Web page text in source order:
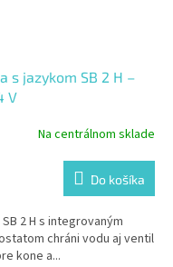
s jazykom SB 2 H –
V
Na centrálnom sklade
Do košíka
2 H s integrovaným
chráni vodu aj ventil
kone a...